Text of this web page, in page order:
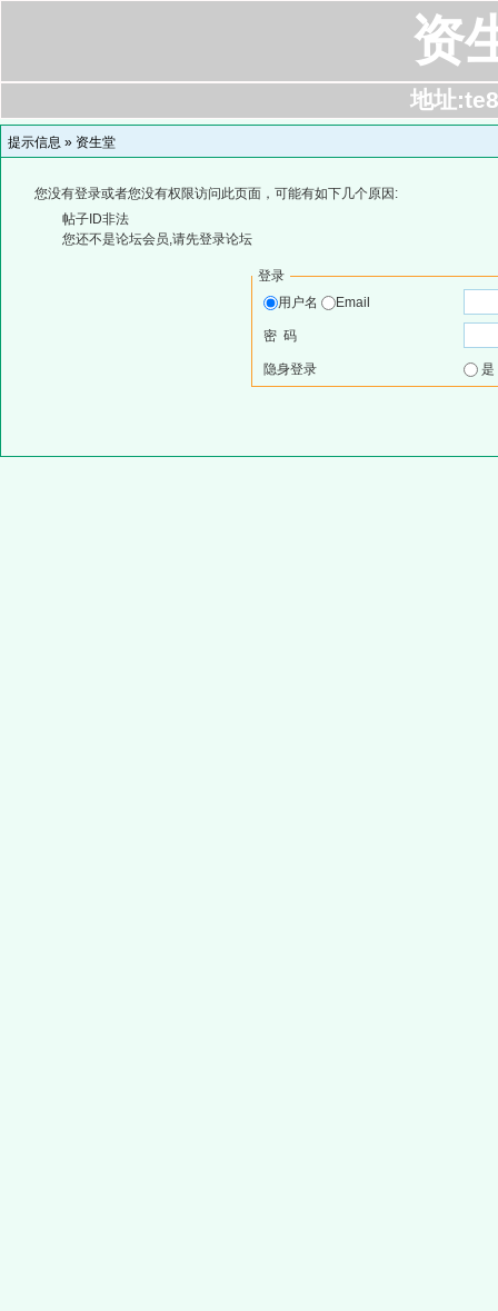
资
地址
提示信息 » 资生堂
您没有登录或者您没有权限访问此页面，可能有如下几个原因:
帖子ID非法
您还不是论坛会员,请先登录论坛
登录
用户名
Email
密 码
隐身登录